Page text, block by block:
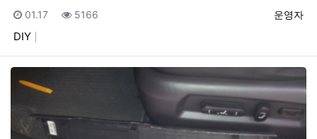
등록자
운영자
등록일
01.17 조회
5166
DIY